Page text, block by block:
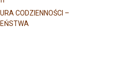
CODZIENNOŚCI –